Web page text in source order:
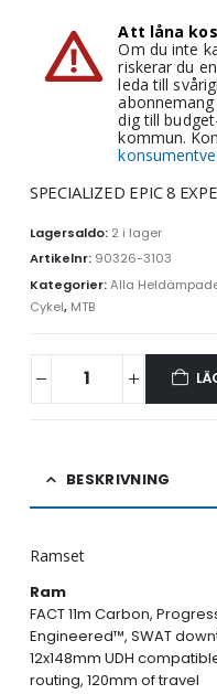
Att låna
Om du inte
riskerar du
leda till
dig till
kommun.
SPECIALIZED EPIC 8
Lagersaldo: 2 i lager
Artikelnr: 90326-3103
Kategorier:Alla
Cykel, MTB
BESKRIVNING
Ramset
Ram
FACT 11m Carbon,
Engineered™, SWAT
12x148mm UDH
routing, 120mm of travel